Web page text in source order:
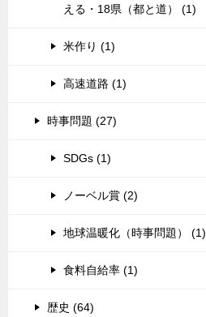
える・18県（都と道） (1)
米作り (1)
高速道路 (1)
時事問題 (27)
SDGs (1)
ノーベル賞 (2)
地球温暖化（時事問題） (1)
食料自給率 (1)
歴史 (64)